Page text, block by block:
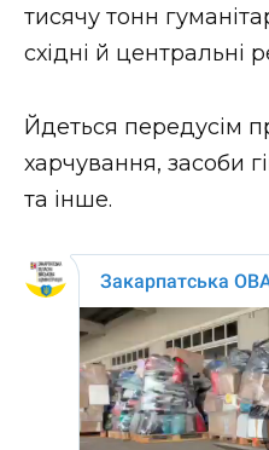
НОВИНИ
ФОТО
ВІДЕО
тисячу тонн
східні й центральні
Йдеться передусім
харчування, засоби
та інше.